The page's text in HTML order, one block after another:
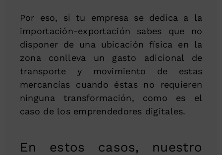
Por eso, si tu empresa se dedica a la
importación-exportación sabes que no
disponer de una ubicación física en la
zona conlleva un gasto adicional de
transporte y movimiento de estas
mercancías cuando éstas no requieren
ninguna transformación, como es el
caso de los emprendedores digitales.
En estos casos, nuestro